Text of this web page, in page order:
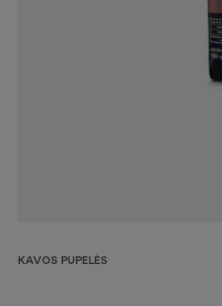
KAVOS PUPELĖS